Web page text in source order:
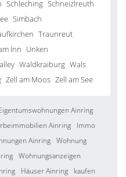
Schleching Schneizlreuth
Simbach
Traunreut
Inn Unken
Waldkraiburg Wals
Zell am Moos Zell am See
Ainring
Ainring
Immo
Ainring Wohnung
Wohnungsanzeigen
Häuser Ainring
kaufen